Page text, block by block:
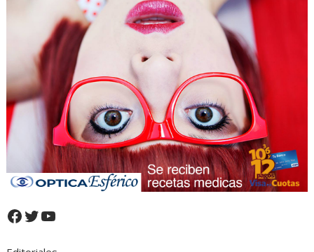
Facebook
Twitter
YouTube